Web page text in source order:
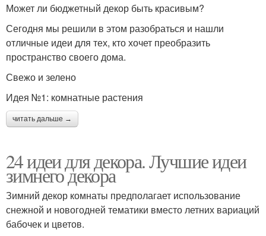
Может ли бюджетный декор быть красивым?
Сегодня мы решили в этом разобраться и нашли
отличные идеи для тех, кто хочет преобразить
пространство своего дома.
Свежо и зелено
Идея №1: комнатные растения
читать дальше →
24 идеи для декора. Лучшие идеи
зимнего декора
Зимний декор комнаты предполагает использование
снежной и новогодней тематики вместо летних вариаций
бабочек и цветов.